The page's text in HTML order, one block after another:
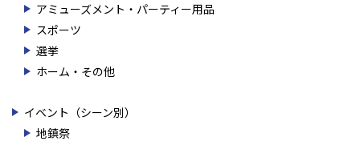
アミューズメント・パーティー用品
スポーツ
選挙
ホーム・その他
イベント（シーン別）
地鎮祭